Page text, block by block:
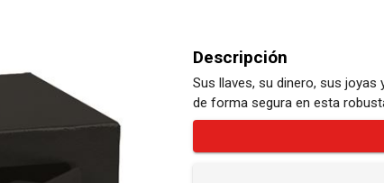
Descripción
Sus llaves, su dinero, sus
de forma segura en esta